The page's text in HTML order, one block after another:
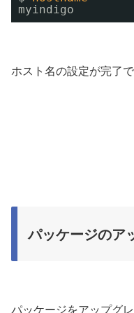
myindigo
ホスト名の設定が完了で
パッケージのア
パッケージをアップグレ